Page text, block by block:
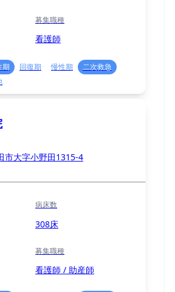
募集職種
看護師
期 回復期 慢性期
二次救急
市大字小野田1315-4
病床数
308床
募集職種
看護師 / 助産師